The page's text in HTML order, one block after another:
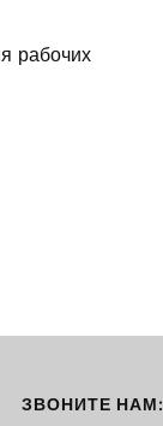
рабочих
ЗВОНИТЕ НАМ: